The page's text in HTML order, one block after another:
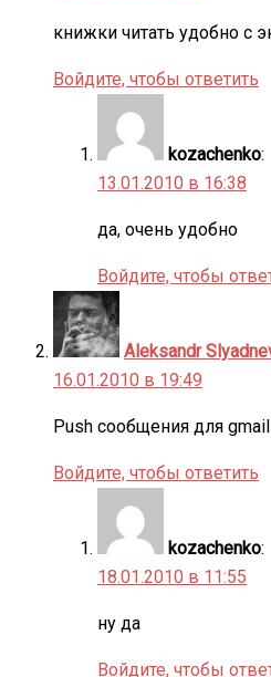
книжки читать удобно с
Войдите, чтобы ответить
kozachenko:
13.01.2010 в 16:38
да, очень удобно
Войдите, чтобы
Aleksandr
16.01.2010 в 19:49
Push сообщения для
Войдите, чтобы ответить
kozachenko:
18.01.2010 в 11:55
ну да
Войдите, чтобы